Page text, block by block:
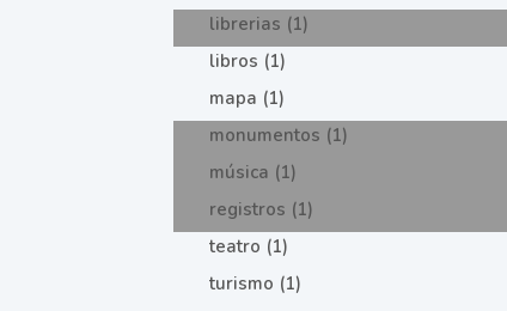
librerias (1)
libros (1)
mapa (1)
monumentos (1)
música (1)
registros (1)
teatro (1)
turismo (1)